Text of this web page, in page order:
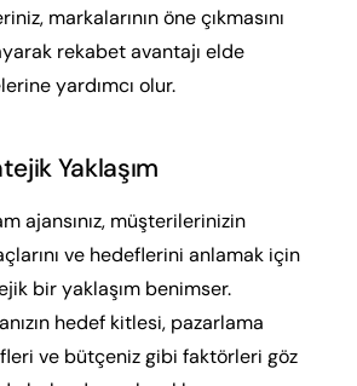
markalarının öne çıkmasını
rekabet avantajı elde
yardımcı olur.
Yaklaşım
ajansınız, müşterilerinizin
ve hedeflerini anlamak için
bir yaklaşım benimser.
hedef kitlesi, pazarlama
ve bütçeniz gibi faktörleri göz